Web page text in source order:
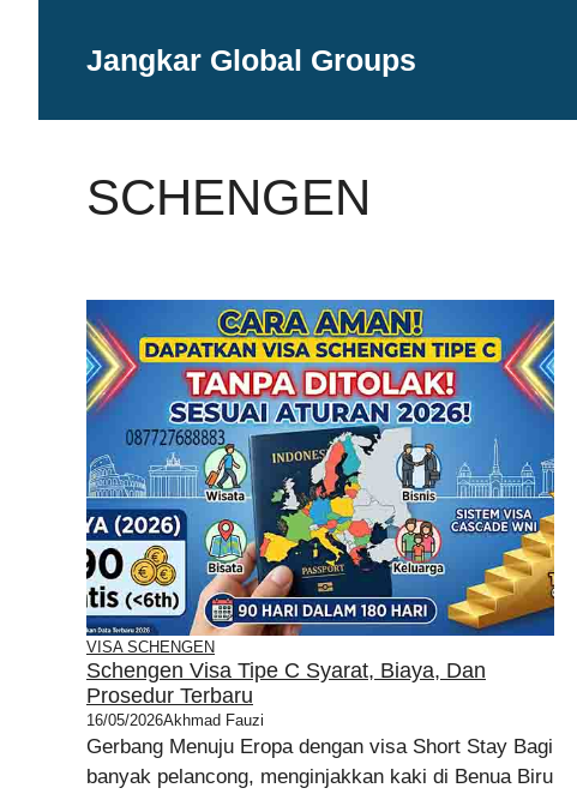
Jangkar Global Groups
SCHENGEN
VISA SCHENGEN
Schengen Visa Tipe C Syarat, Biaya, Dan
Prosedur Terbaru
16/05/2026Akhmad Fauzi
Gerbang Menuju Eropa dengan visa Short Stay Bagi
banyak pelancong, menginjakkan kaki di Benua Biru